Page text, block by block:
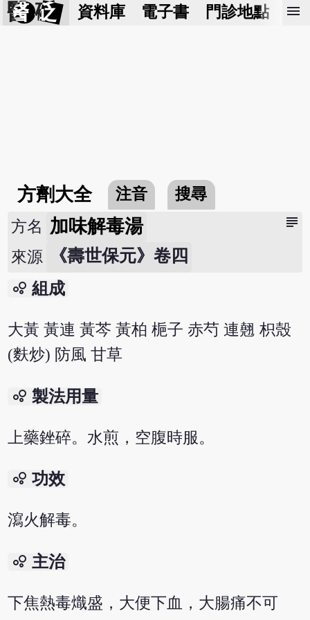
醫 砭 資料庫 電子書 門診地點 預
menu
方劑大全 注音 搜尋
subject
方名 加味解毒湯
來源 《壽世保元》卷四
bubble_chart 組成
大黃 黃連 黃芩 黃柏 梔子 赤芍 連翹 枳殼
(麩炒) 防風 甘草
bubble_chart 製法用量
上藥銼碎。水煎，空腹時服。
bubble_chart 功效
瀉火解毒。
bubble_chart 主治
下焦熱毒熾盛，大便下血，大腸痛不可